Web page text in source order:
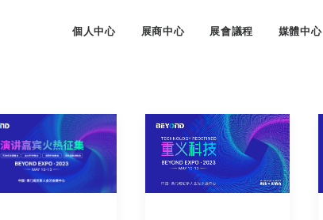
個人中心 展商中心 展會議程 媒體中心